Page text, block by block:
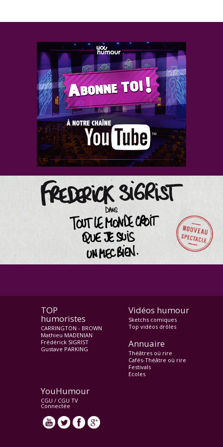
TOP
humoristes
CARRINGTON - BROWN
Mathieu MADENIAN
Frédérick SIGRIST
Gustave PARKING
Vidéos humour
Sketchs comiques
Top vidéos drôles
Annuaire
Théâtres où rire
Cafés-Théâtre où rire
Festivals
Ecoles
YouHumour
CGU / CGU TV
Connectée